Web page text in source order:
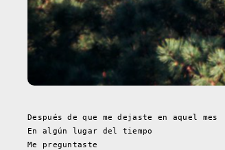
Después de que me dejaste en aquel mes
En algún lugar del tiempo
Me preguntaste